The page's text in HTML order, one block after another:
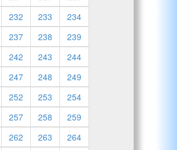
232 233
234
237 238
239
242 243
244
247 248
249
252 253
254
257 258
259
262 263
264